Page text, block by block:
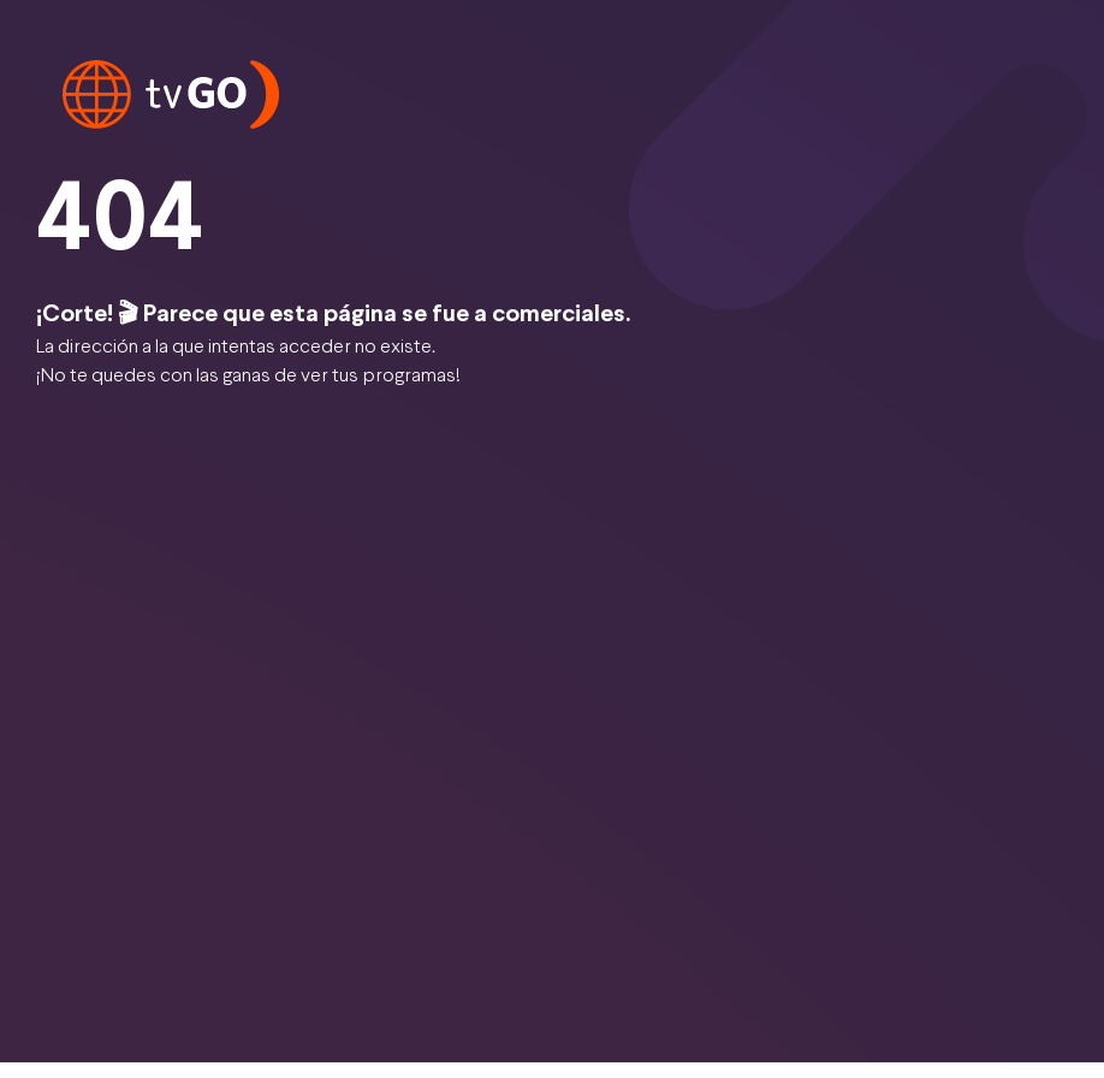
404
¡Corte! 🎬 Parece que esta página se fue a comerciales.
La dirección a la que intentas acceder no existe.
¡No te quedes con las ganas de ver tus programas!